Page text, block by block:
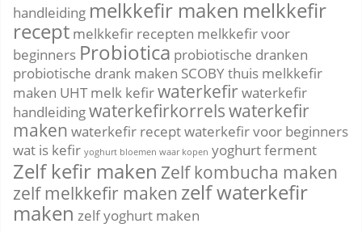
handleiding melkkefir maken melkkefir
recept melkkefir recepten melkkefir voor
beginners Probiotica probiotische dranken
probiotische drank maken SCOBYthuis melkkefir
maken UHT melk kefirwaterkefirwaterkefir
handleidingwaterkefirkorrelswaterkefir
maken waterkefir receptwaterkefir voor beginners
wat is kefir yoghurt bloemen waar kopen yoghurt ferment
Zelf kefir maken Zelf kombucha maken
zelf melkkefir maken zelf waterkefir
maken zelf yoghurt maken